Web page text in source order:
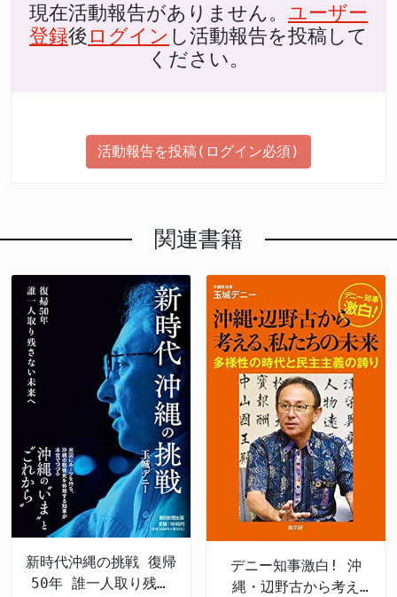
現在活動報告がありません。 ユーザー
登録後 ログイン し活動報告を投稿して
ください。
活動報告を投稿(ログイン必須)
関連書籍
新時代沖縄の挑戦 復帰
50年 誰一人取り残さ
デニー知事激白! 沖
縄・辺野古から考え